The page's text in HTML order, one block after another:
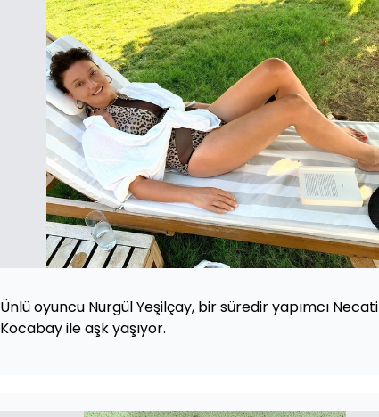
Ünlü oyuncu Nurgül Yeşilçay, bir süredir yapımcı Necati
Kocabay ile aşk yaşıyor.